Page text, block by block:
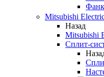
Mitsubishi
Назад
Mitsubishi
Сплит-